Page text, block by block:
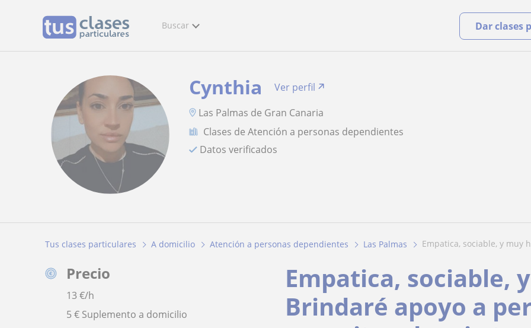
Buscar Dar clases
Cynthia
Ver perfil
Las Palmas de Gran Canaria
Clases de Atención a personas dependientes
Datos verificados
Tus clases particulares A domicilio Atención a personas dependientes Las Palmas empatica, sociable, y
Precio
13 €/h
5 € Suplemento a domicilio
Empatica, sociable,
Brindaré apoyo a